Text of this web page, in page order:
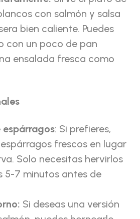
con salmón y salsa
bien caliente. Puedes
con un poco de pan
ensalada fresca como
: Si prefieres,
frescos en lugar
Solo necesitas hervirlos
5-7 minutos antes de
Si deseas una versión